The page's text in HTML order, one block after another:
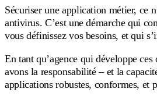
Sécuriser une application métier, ce
antivirus. C’est une démarche qui
vous définissez vos besoins, et qui
En tant qu’agence qui développe
avons la responsabilité – et la
applications robustes, conformes, et